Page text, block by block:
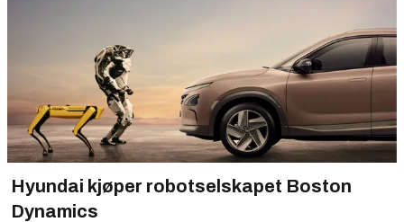
Hyundai kjøper robotselskapet Boston
Dynamics